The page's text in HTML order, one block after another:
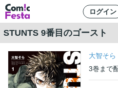
ログイン
STUNTS 9番目のゴースト
大智そら
3巻 まで